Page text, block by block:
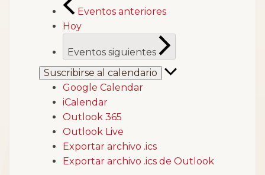
Eventos anteriores
Hoy
Eventos siguientes
Suscribirse al calendario
Google Calendar
iCalendar
Outlook 365
Outlook Live
Exportar archivo .ics
Exportar archivo .ics de Outlook